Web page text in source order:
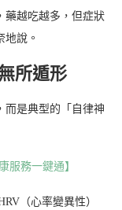
藥越吃越多，但症狀
說。
所遁形
而是典型的「自律神
服務一鍵通】
（心率變異性）